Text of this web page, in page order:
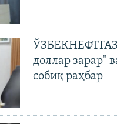
доллар зарар"
собиқ раҳбар